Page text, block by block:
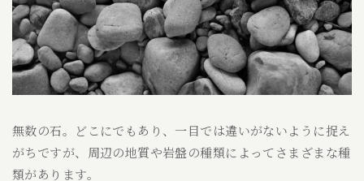
無数の石。どこにでもあり、一目では違いがないように捉え
がちですが、周辺の地質や岩盤の種類によってさまざまな種
類があります。